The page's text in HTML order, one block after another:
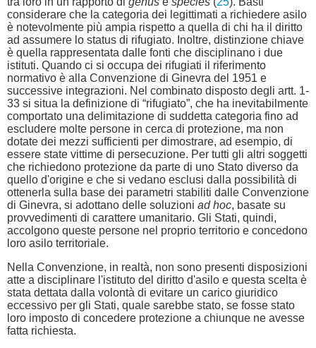
considerare che la categoria dei legittimati a richiedere asilo
è notevolmente più ampia rispetto a quella di chi ha il diritto
ad assumere lo status di rifugiato. Inoltre, distinzione chiave
è quella rappresentata dalle fonti che disciplinano i due
istituti. Quando ci si occupa dei rifugiati il riferimento
normativo è alla Convenzione di Ginevra del 1951 e
successive integrazioni. Nel combinato disposto degli artt. 1-
33 si situa la definizione di “rifugiato”, che ha inevitabilmente
comportato una delimitazione di suddetta categoria fino ad
escludere molte persone in cerca di protezione, ma non
dotate dei mezzi sufficienti per dimostrare, ad esempio, di
essere state vittime di persecuzione. Per tutti gli altri soggetti
che richiedono protezione da parte di uno Stato diverso da
quello d'origine e che si vedano esclusi dalla possibilità di
ottenerla sulla base dei parametri stabiliti dalle Convenzione
di Ginevra, si adottano delle soluzioni ad hoc, basate su
provvedimenti di carattere umanitario. Gli Stati, quindi,
accolgono queste persone nel proprio territorio e concedono
loro asilo territoriale.
Nella Convenzione, in realtà, non sono presenti disposizioni
atte a disciplinare l'istituto del diritto d'asilo e questa scelta è
stata dettata dalla volontà di evitare un carico giuridico
eccessivo per gli Stati, quale sarebbe stato, se fosse stato
loro imposto di concedere protezione a chiunque ne avesse
fatta richiesta.